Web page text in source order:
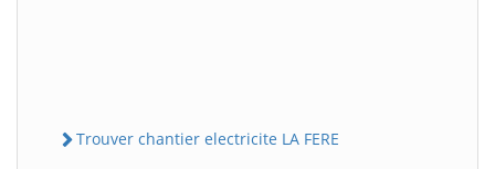
Trouver chantier electricite LA FERE